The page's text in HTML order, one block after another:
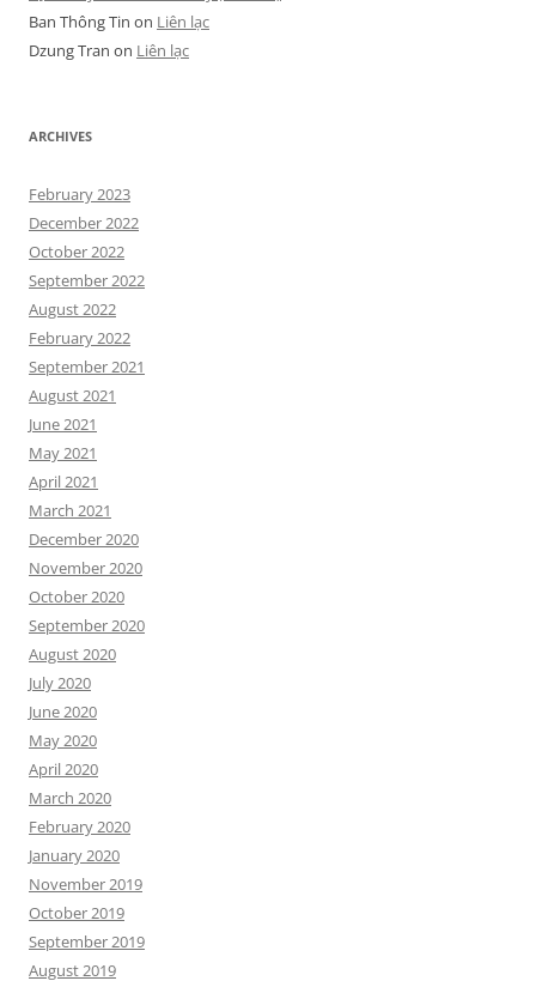
Ban Thông Tin on Liên lạc
Dzung Tran on Liên lạc
ARCHIVES
February 2023
December 2022
October 2022
September 2022
August 2022
February 2022
September 2021
August 2021
June 2021
May 2021
April 2021
March 2021
December 2020
November 2020
October 2020
September 2020
August 2020
July 2020
June 2020
May 2020
April 2020
March 2020
February 2020
January 2020
November 2019
October 2019
September 2019
August 2019